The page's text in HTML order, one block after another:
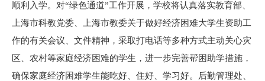
顺利入学。对“绿色通道”工作开展，学校将认真落实教育部、
上海市科教党委、上海市教委关于做好经济困难大学生资助工
作的有关会议、文件精神，采取打电话等多种方式主动关心灾
区、农村等家庭经济困难的学生，进一步完善帮困助学措施，
确保家庭经济困难学生能吃好、住好、学习好。后勤管理处、